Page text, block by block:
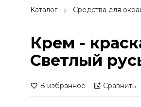
Каталог Средства для
Крем -
Светлый
В избранное Сравнить